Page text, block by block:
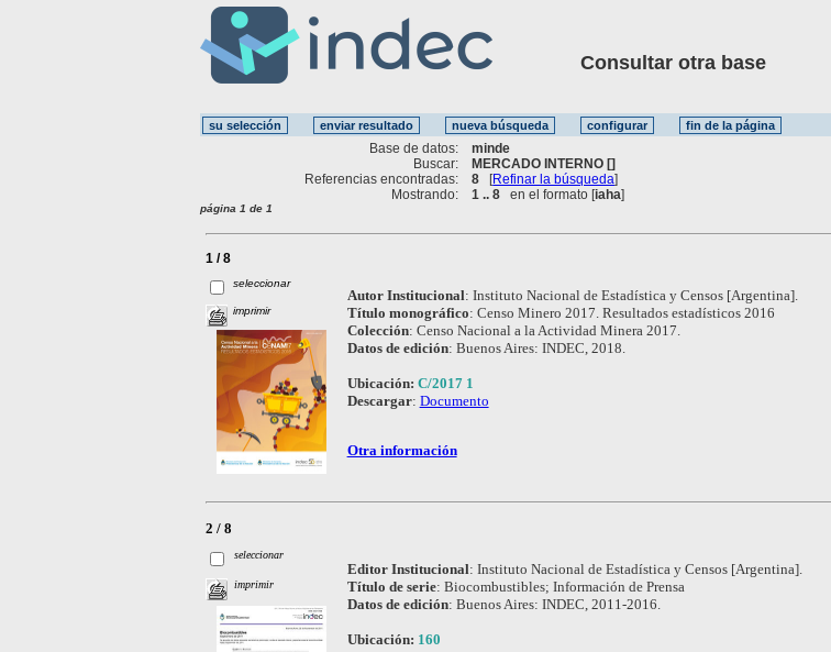
Consultar otra base
Base de datos:
minde
Buscar:
MERCADO INTERNO []
Referencias encontradas:
8 [Refinar la búsqueda]
Mostrando:
1 .. 8 en el formato [iaha]
página 1 de 1
1 / 8
seleccionar
imprimir
Autor Institucional: Instituto Nacional de Estadística y Censos [Argentina].
Título monográfico: Censo Minero 2017. Resultados estadísticos 2016
Colección: Censo Nacional a la Actividad Minera 2017.
Datos de edición: Buenos Aires: INDEC, 2018.
Ubicación: C/2017 1
Descargar: Documento
Otra información
2 / 8
seleccionar
imprimir
Editor Institucional: Instituto Nacional de Estadística y Censos [Argentina].
Título de serie: Biocombustibles; Información de Prensa
Datos de edición: Buenos Aires: INDEC, 2011-2016.
Ubicación: 160